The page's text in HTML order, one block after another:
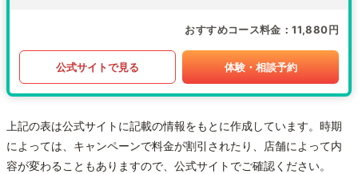
おすすめコース料金 11,880円
公式サイトで見る 体験・相談予約
上記の表は公式サイトに記載の情報をもとに作成しています。時期
によっては、キャンペーンで料金が割引されたり、店舗によって内
容が変わることもありますので、公式サイトでご確認ください。